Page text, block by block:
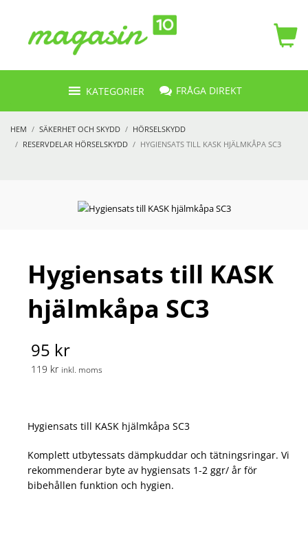
KATEGORIER FRÅGA DIREKT
HEM SÄKERHET OCH SKYDD
HÖRSELSKYDD
RESERVDELAR HÖRSELSKYDD
HYGIENSATS TILL KASK HJÄLMKÅPA SC3
Hygiensats till KASK
hjälmkåpa SC3
95 kr
119 kr inkl. moms
Hygiensats till KASK hjälmkåpa SC3
Komplett utbytessats dämpkuddar och tätningsringar. Vi
rekommenderar byte av hygiensats 1-2 ggr/ år för
bibehållen funktion och hygien.